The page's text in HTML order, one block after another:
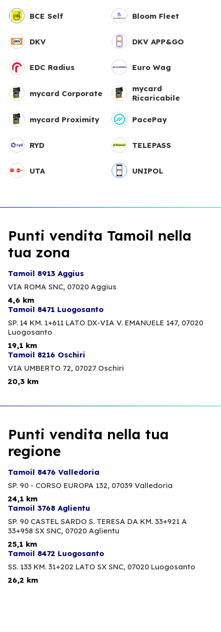
BCE Self Bloom Fleet
DKV DKV APP&GO
EDC Radius Euro Wag
mycard Corporate
mycard
Ricaricabile
mycard Proximity PacePay
RYD TELEPASS
UTA UNIPOL
Punti vendita Tamoil nella
tua zona
Tamoil 8913 Aggius
VIA ROMA SNC, 07020 Aggius
4,6 km
Tamoil 8471 Luogosanto
SP. 14 KM. 1+611 LATO DX-VIA V. EMANUELE 147, 07020
Luogosanto
19,1 km
Tamoil 8216 Oschiri
VIA UMBERTO 72, 07027 Oschiri
20,3 km
Punti vendita nella tua
regione
Tamoil 8476 Valledoria
SP. 90 - CORSO EUROPA 132, 07039 Valledoria
24,1 km
Tamoil 3768 Aglientu
SP. 90 CASTEL SARDO S. TERESA DA KM. 33+921 A
33+958 SX SNC, 07020 Aglientu
25,1 km
Tamoil 8472 Luogosanto
SS. 133 KM. 31+202 LATO SX SNC, 07020 Luogosanto
26,2 km